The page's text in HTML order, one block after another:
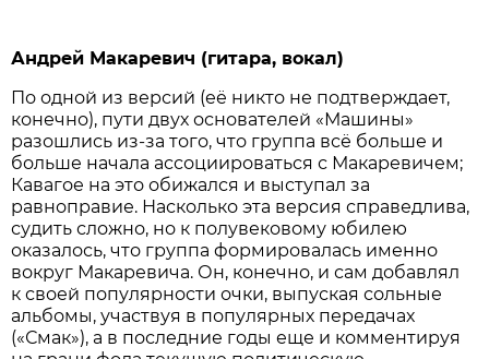
Андрей Макаревич (гитара, вокал)
По одной из версий (её никто не подтверждает,
конечно), пути двух основателей «Машины»
разошлись из-за того, что группа всё больше и
больше начала ассоциироваться с Макаревичем;
Кавагое на это обижался и выступал за
равноправие. Насколько эта версия справедлива,
судить сложно, но к полувековому юбилею
оказалось, что группа формировалась именно
вокруг Макаревича. Он, конечно, и сам добавлял
к своей популярности очки, выпуская сольные
альбомы, участвуя в популярных передачах
(«Смак»), а в последние годы еще и комментируя